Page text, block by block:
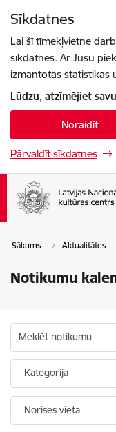
Sīkdatnes
Lai šī tīmekļvietne
sīkdatnes. Ar Jūsu
izmantotas statistikas
Lūdzu, atzīmējiet
Noraidīt
Pārvaldīt sīkdatnes
Sākums Aktualitātes
Notikumu
Meklēt notikumu
Kategorija
Norises vieta